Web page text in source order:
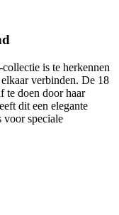
is te herkennen
verbinden. De 18
te doen door haar
dit een elegante
speciale